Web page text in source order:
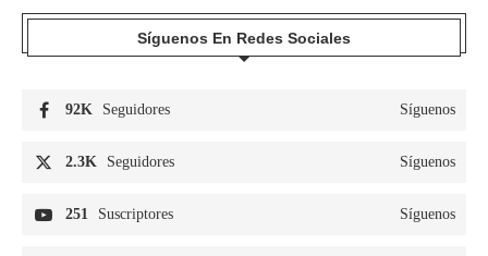
Síguenos En Redes Sociales
92K Seguidores Síguenos
2.3K Seguidores Síguenos
251 Suscriptores Síguenos